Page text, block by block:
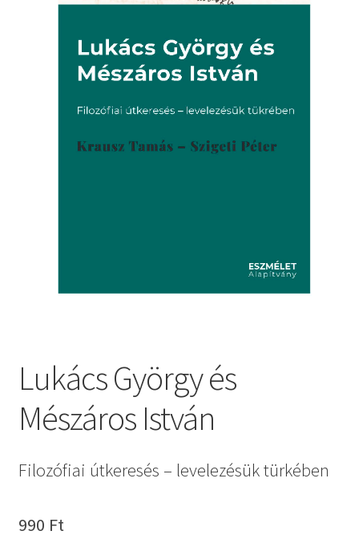
Lukács György és
Mészáros István
Filozófiai útkeresés – levelezésük türkében
990 Ft